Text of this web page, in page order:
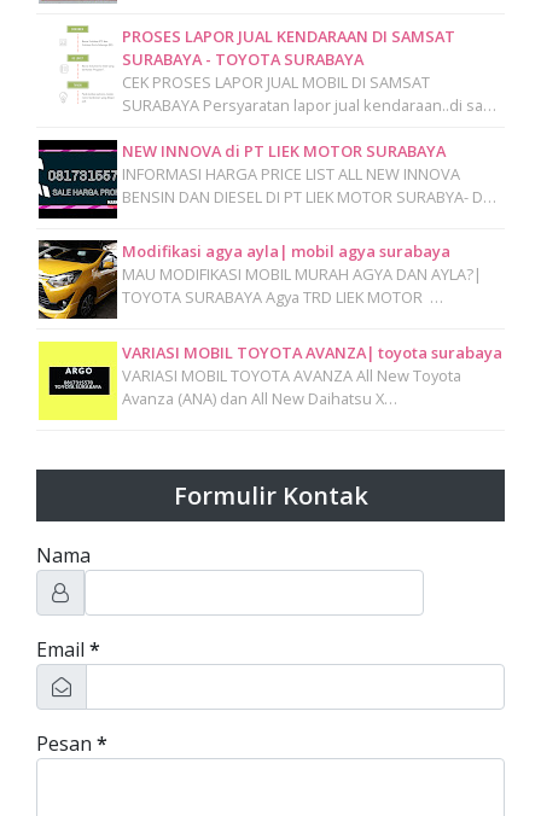
PROSES LAPOR JUAL KENDARAAN DI SAMSAT
SURABAYA - TOYOTA SURABAYA
CEK PROSES LAPOR JUAL MOBIL DI SAMSAT
SURABAYA Persyaratan lapor jual kendaraan..di sa…
NEW INNOVA di PT LIEK MOTOR SURABAYA
INFORMASI HARGA PRICE LIST ALL NEW INNOVA
BENSIN DAN DIESEL DI PT LIEK MOTOR SURABYA- D…
Modifikasi agya ayla| mobil agya surabaya
MAU MODIFIKASI MOBIL MURAH AGYA DAN AYLA?|
TOYOTA SURABAYA Agya TRD LIEK MOTOR …
VARIASI MOBIL TOYOTA AVANZA| toyota surabaya
VARIASI MOBIL TOYOTA AVANZA All New Toyota
Avanza (ANA) dan All New Daihatsu X…
Formulir Kontak
Nama
Email *
Pesan *